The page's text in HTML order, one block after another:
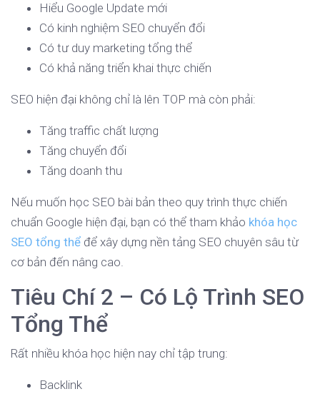
Hiểu Google Update mới
Có kinh nghiệm SEO chuyển đổi
Có tư duy marketing tổng thể
Có khả năng triển khai thực chiến
SEO hiện đại không chỉ là lên TOP mà còn phải:
Tăng traffic chất lượng
Tăng chuyển đổi
Tăng doanh thu
Nếu muốn học SEO bài bản theo quy trình thực chiến
chuẩn Google hiện đại, bạn có thể tham khảo khóa học
SEO tổng thể để xây dựng nền tảng SEO chuyên sâu từ
cơ bản đến nâng cao.
Tiêu Chí 2 – Có Lộ Trình SEO
Tổng Thể
Rất nhiều khóa học hiện nay chỉ tập trung:
Backlink